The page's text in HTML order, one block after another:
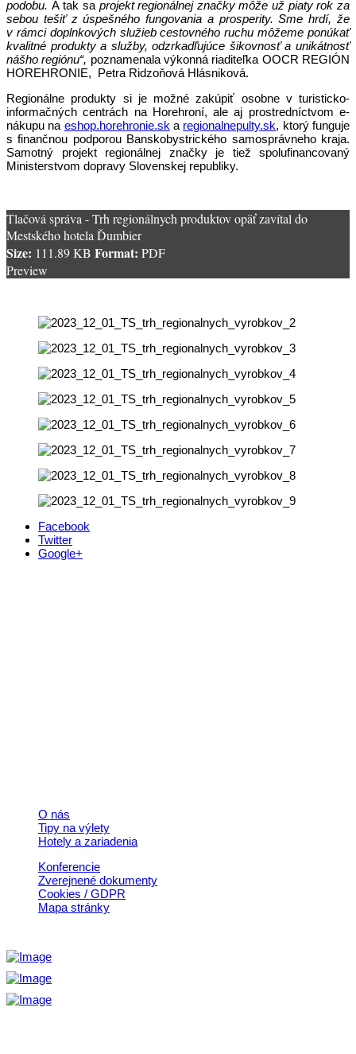
podobu. A tak sa projekt regionálnej značky môže už piaty rok za
sebou tešiť z úspešného fungovania a prosperity. Sme hrdí, že
v rámci doplnkových služieb cestovného ruchu môžeme ponúkať
kvalitné produkty a služby, odzrkadľujúce šikovnosť a unikátnosť
nášho regiónu“, poznamenala výkonná riaditeľka OOCR REGIÓN
HOREHRONIE, Petra Ridzoňová Hlásniková.
Regionálne produkty si je možné zakúpiť osobne v turisticko-
informačných centrách na Horehroní, ale aj prostredníctvom e-
nákupu na eshop.horehronie.sk a regionalnepulty.sk, ktorý funguje
s finančnou podporou Banskobystrického samosprávneho kraja.
Samotný projekt regionálnej značky je tiež spolufinancovaný
Ministerstvom dopravy Slovenskej republiky.
Tlačová správa - Trh regionálnych produktov opäť zavítal do
Mestského hotela Ďumbier
Size: 111.89 KB Format: PDF
Preview
Facebook
Twitter
Google+
O nás
Tipy na výlety
Hotely a zariadenia
Konferencie
Zverejnené dokumenty
Cookies / GDPR
Mapa stránky